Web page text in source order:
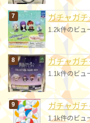
ガチャガ
1.2k件のビュ
ガチャガ
1.1k件のビュ
ガチャガ
1.1k件のビュ